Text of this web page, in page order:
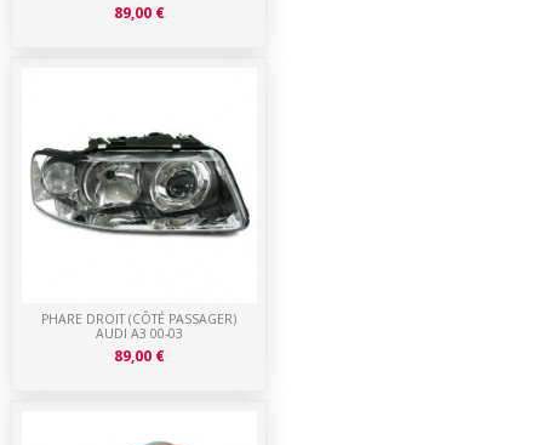
PHARE DROIT (CÔTÉ PASSAGER)
AUDI A3 00-03
89,00 €
89,00 €